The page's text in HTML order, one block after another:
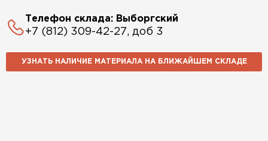
Телефон склада: Выборгский
+7 (812) 309-42-27, доб 3
УЗНАТЬ НАЛИЧИЕ МАТЕРИАЛА НА БЛИЖАЙШЕМ СКЛАДЕ